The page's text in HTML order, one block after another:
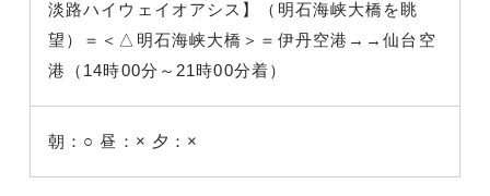
淡路ハイウェイオアシス】（明石海峡大橋を眺
望）＝＜△明石海峡大橋＞＝伊丹空港 →→仙台空
港（14時00分～21時00分着）
朝：○ 昼：× 夕：×